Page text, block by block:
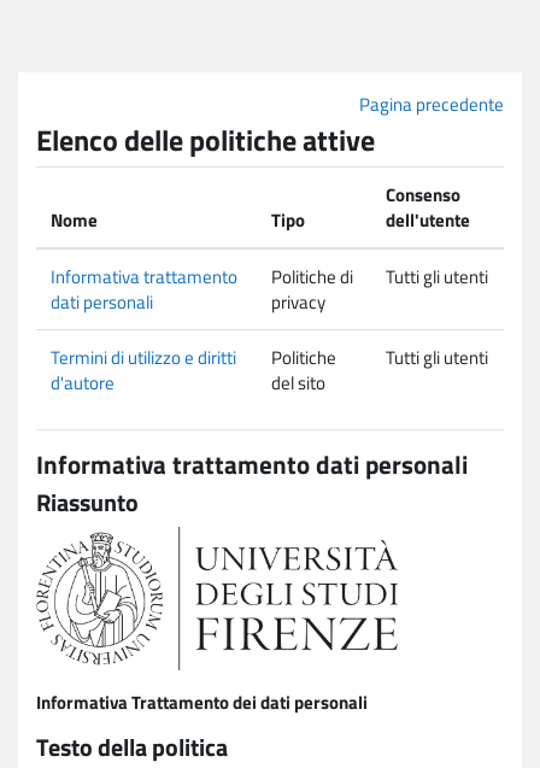
Pagina precedente
Elenco delle politiche attive
Nome Tipo
Consenso
dell'utente
Informativa trattamento
dati personali
Politiche di
privacy
Tutti gli utenti
Termini di utilizzo e diritti
d'autore
Politiche
del sito
Tutti gli utenti
Informativa trattamento dati personali
Riassunto
Informativa Trattamento dei dati personali
Testo della politica